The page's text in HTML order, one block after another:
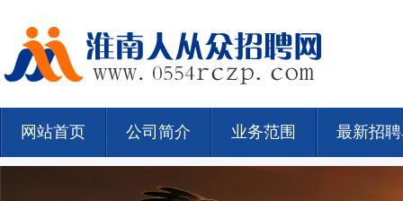
网站首页 公司简介 业务范围 最新招